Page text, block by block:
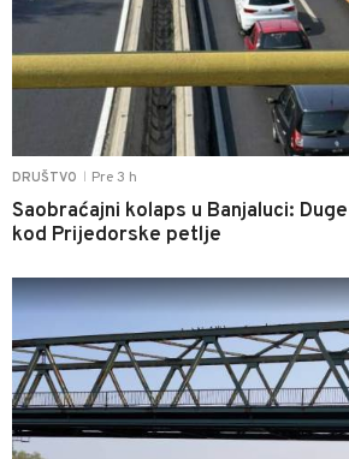
DRUŠTVO Pre 3 h
Saobraćajni kolaps u Banjaluci:
kod Prijedorske petlje